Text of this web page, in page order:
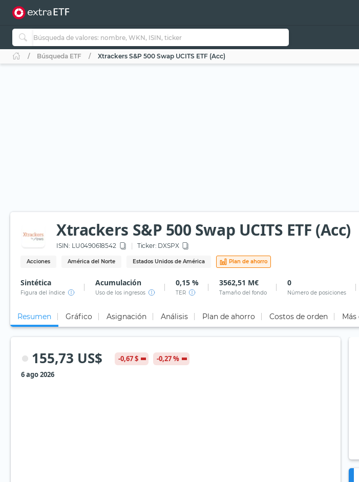
Búsqueda ETF Xtrackers S&P 500 Swap UCITS ETF (Acc)
Xtrackers S&P 500 Swap UCITS ETF (Acc)
ISIN: LU0490618542 Ticker: DXSPX
Acciones América del Norte Estados Unidos de América Plan de ahorro
Sintética
Figura del índice
Acumulación
Uso de los ingresos
0,15 %
TER
3562,51 M€
Tamaño del fondo
0
Número de posiciones
Resumen Gráfico Asignación Análisis Plan de ahorro Costos de orden Más
155,73 US$ -0,67 $
-0,27 %
6 ago 2026